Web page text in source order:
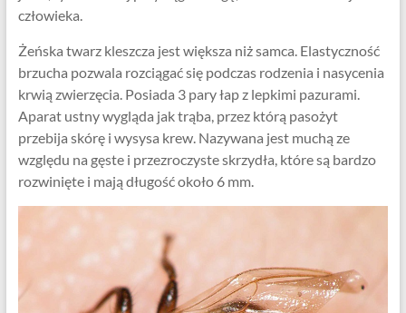
człowieka.
Żeńska twarz kleszcza jest większa niż samca. Elastyczność
brzucha pozwala rozciągać się podczas rodzenia i nasycenia
krwią zwierzęcia. Posiada 3 pary łap z lepkimi pazurami.
Aparat ustny wygląda jak trąba, przez którą pasożyt
przebija skórę i wysysa krew. Nazywana jest muchą ze
względu na gęste i przezroczyste skrzydła, które są bardzo
rozwinięte i mają długość około 6 mm.